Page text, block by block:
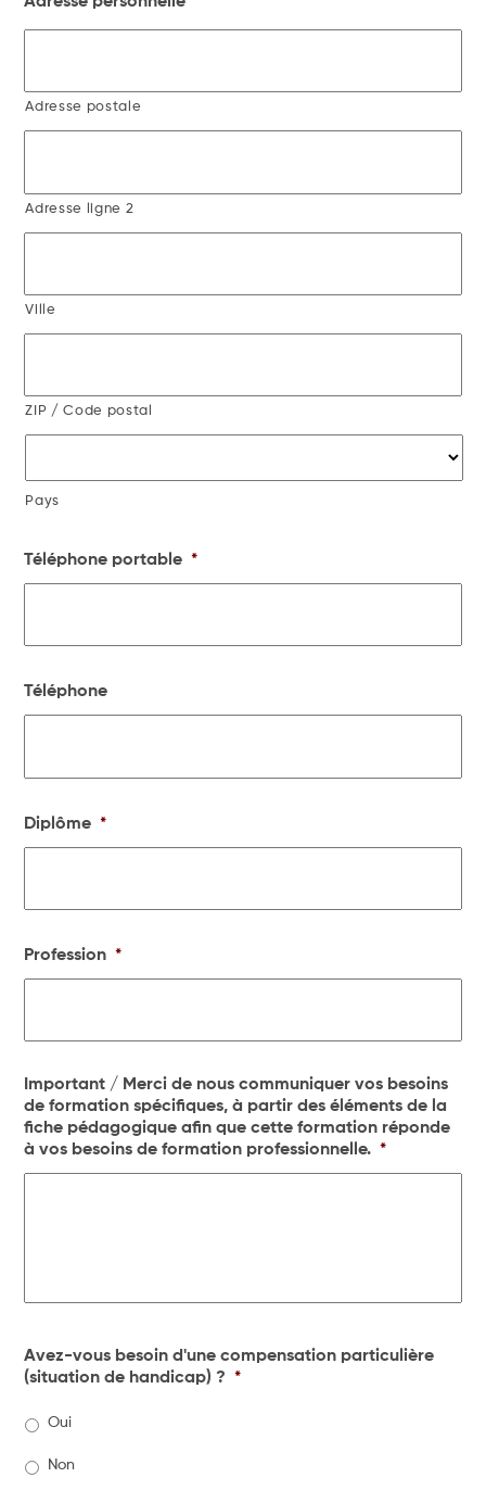
Adresse postale
Adresse ligne 2
Ville
ZIP / Code postal
Pays
Téléphone portable *
Téléphone
Diplôme *
Profession *
Important / Merci de nous communiquer vos besoins
de formation spécifiques, à partir des éléments de la
fiche pédagogique afin que cette formation réponde
à vos besoins de formation professionnelle. *
Avez-vous besoin d'une compensation particulière
(situation de handicap) ? *
Oui
Non